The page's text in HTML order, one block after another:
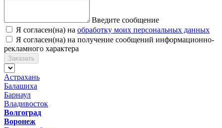
Введите сообщение
Я согласен(на) на обработку моих персональных данных
Я согласен(на) на получение сообщений информационно-
рекламного характера
Заказать
Астрахань
Балашиха
Барнаул
Владивосток
Волгоград
Воронеж